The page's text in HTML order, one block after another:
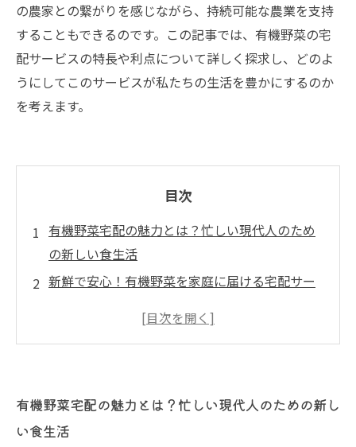
の農家との繋がりを感じながら、持続可能な農業を支持
することもできるのです。この記事では、有機野菜の宅
配サービスの特長や利点について詳しく探求し、どのよ
うにしてこのサービスが私たちの生活を豊かにするのか
を考えます。
目次
有機野菜宅配の魅力とは？忙しい現代人のため
の新しい食生活
新鮮で安心！有機野菜を家庭に届ける宅配サー
新鮮な有機野菜で健康に！化学肥料を使わない
がりを感じよう
持続可能な農業を支える！有機野菜宅配サービ
有機野菜宅配の魅力とは？忙しい現代人のための新し
い食生活